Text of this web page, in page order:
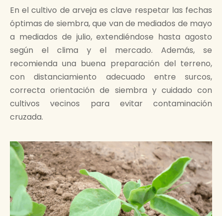
En el cultivo de arveja es clave respetar las fechas
óptimas de siembra, que van de mediados de mayo
a mediados de julio, extendiéndose hasta agosto
según el clima y el mercado. Además, se
recomienda una buena preparación del terreno,
con distanciamiento adecuado entre surcos,
correcta orientación de siembra y cuidado con
cultivos vecinos para evitar contaminación
cruzada.